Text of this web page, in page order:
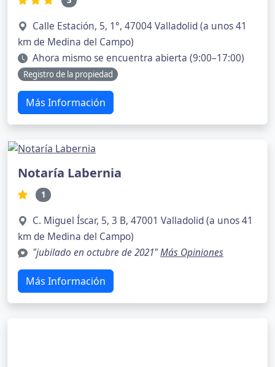
Calle Estación, 5, 1°, 47004 Valladolid (a unos 41
km de Medina del Campo)
Ahora mismo se encuentra abierta (9:00–17:00)
Registro de la propiedad
Más Información
Notaría Labernia
1
C. Miguel Íscar, 5, 3 B, 47001 Valladolid (a unos 41
km de Medina del Campo)
"jubilado en octubre de 2021"Más Opiniones
Más Información